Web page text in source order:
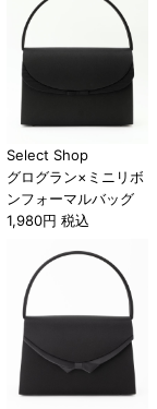
Select Shop
グログラン×ミニリボ
ンフォーマルバッグ
1,980円 税込